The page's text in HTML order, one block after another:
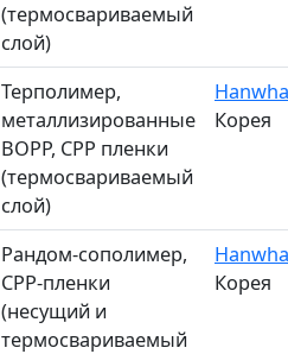
(термосвариваемый
слой)
Терполимер,
металлизированные
BOPP, CPP пленки
(термосвариваемый
слой)
Корея
Рандом-сополимер,
CPP-пленки
(несущий и
термосвариваемый
Корея